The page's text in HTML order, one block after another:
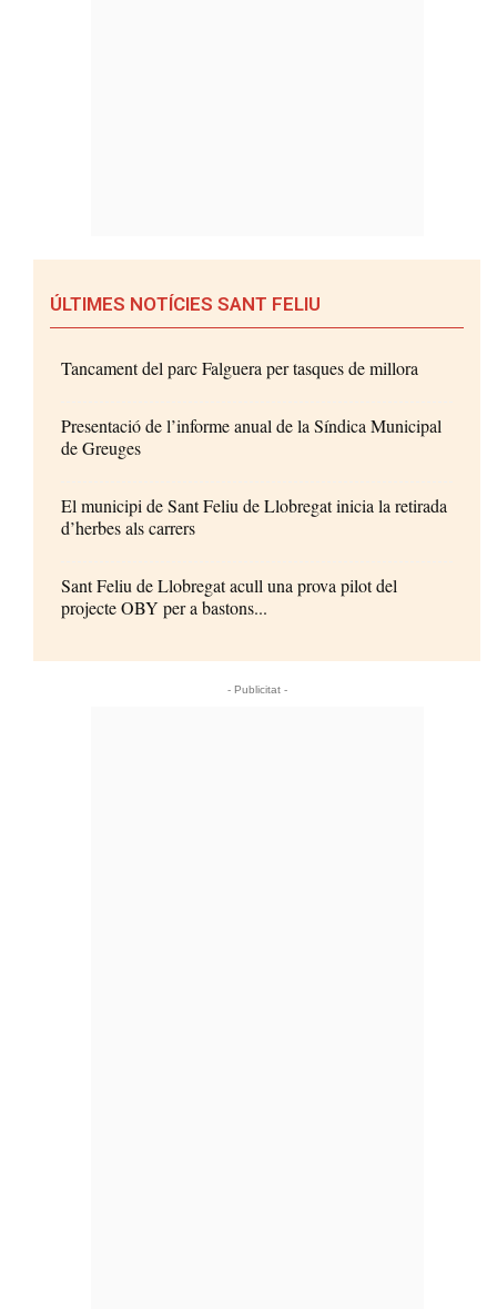
ÚLTIMES NOTÍCIES SANT FELIU
Tancament del parc Falguera per tasques de millora
Presentació de l’informe anual de la Síndica Municipal
de Greuges
El municipi de Sant Feliu de Llobregat inicia la retirada
d’herbes als carrers
Sant Feliu de Llobregat acull una prova pilot del
projecte OBY per a bastons...
- Publicitat -